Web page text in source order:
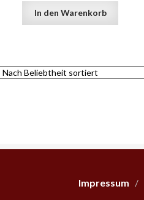
In den Warenkorb
Impressum /